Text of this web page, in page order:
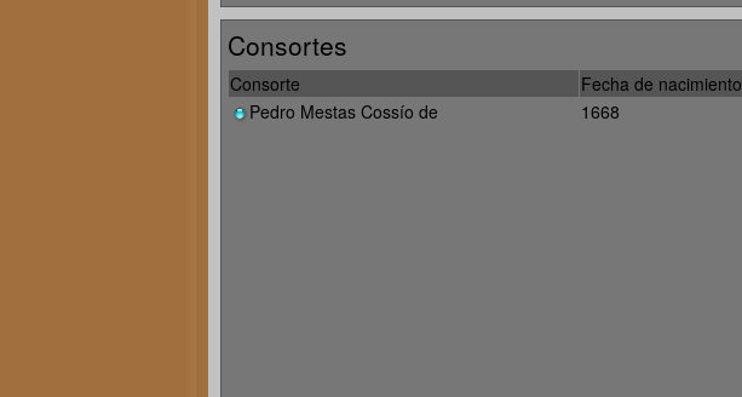
Consortes
Consorte Fecha de nacimiento
Pedro Mestas Cossío de
1668